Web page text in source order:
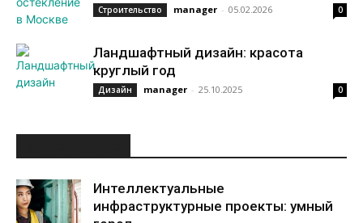
Строительство manager - 05.02.2026 0
Ландшафтный дизайн: красота
круглый год
Дизайн manager - 25.10.2025 0
Интеллектуальные
инфраструктурные проекты: умный